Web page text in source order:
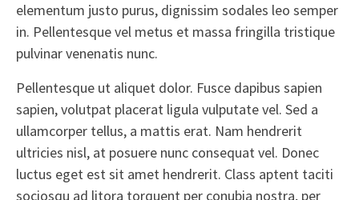
elementum justo purus, dignissim sodales leo semper
in. Pellentesque vel metus et massa fringilla tristique
pulvinar venenatis nunc.
Pellentesque ut aliquet dolor. Fusce dapibus sapien
sapien, volutpat placerat ligula vulputate vel. Sed a
ullamcorper tellus, a mattis erat. Nam hendrerit
ultricies nisl, at posuere nunc consequat vel. Donec
luctus eget est sit amet hendrerit. Class aptent taciti
sociosqu ad litora torquent per conubia nostra, per